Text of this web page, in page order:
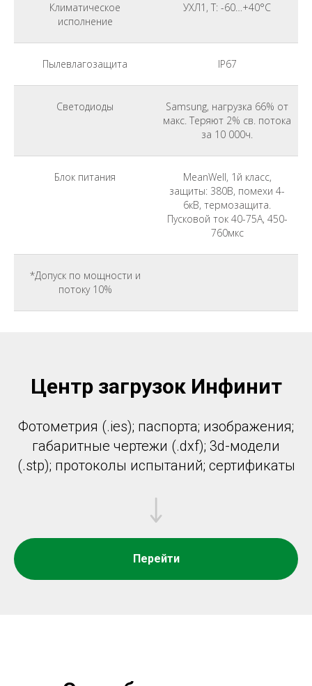
Климатическое
исполнение
УХЛ1, Т: -60…+40°С
Пылевлагозащита IP67
Светодиоды
Samsung, нагрузка 66% от
макс. Теряют 2% св. потока
за 10 000ч.
Блок питания
MeanWell, 1й класс,
защиты: 380В, помехи 4-
6кВ, термозащита.
Пусковой ток 40-75A, 450-
760мкс
*Допуск по мощности и
потоку 10%
Центр загрузок Инфинит
Фотометрия (.ies); паспорта; изображения;
габаритные чертежи (.dxf); 3d-модели
(.stp); протоколы испытаний; сертификаты
Перейти